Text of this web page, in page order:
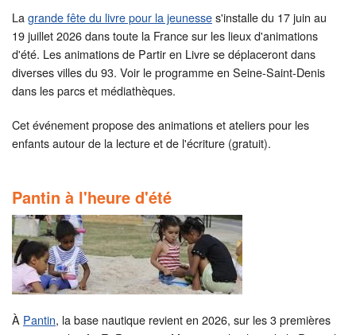
Lagrande fête du livre pour la jeunesses'installe du 17 juin au
19 juillet 2026 dans toute la France sur les lieux d'animations
d'été. Les animations de Partir en Livre se déplaceront dans
diverses villes du 93. Voir le programme en Seine-Saint-Denis
dans les parcs et médiathèques.
Cet événement propose des animations et ateliers pour les
enfants autour de la lecture et de l'écriture (gratuit).
Pantin à l'heure d'été
À Pantin, la base nautique revient en 2026, sur les 3 premières